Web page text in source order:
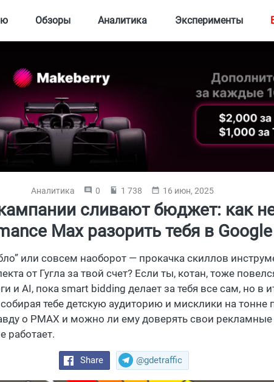
Обзоры Аналитика Эксперименты
Аналитика 0 1 738 16 июн, 2025
сливают бюджет: как
Max разорить тебя в
или совсем наоборот — прокачка скиллов
от Гугла за твой счет? Если ты, котан, тоже
и AI, пока smart bidding делает за тебя все сам, но в
тебе детскую аудиторию и мисклики на тонне
о PMAX и можно ли ему доверять свои рекламные
работает.
Share @gdetraffic